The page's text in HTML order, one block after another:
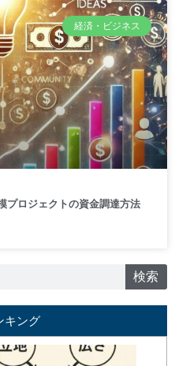
経済・ビジネス
ロジェクトの資金調達方法
検索
キング